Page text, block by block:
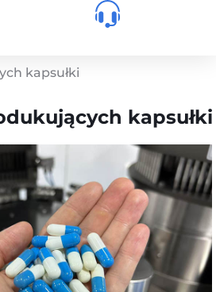
kapsułki
kapsułki